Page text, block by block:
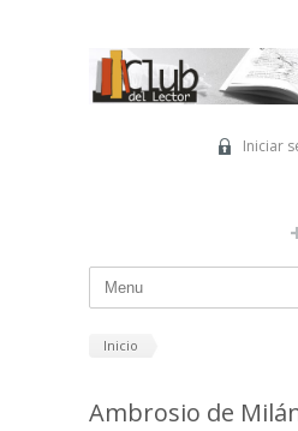
Iniciar
Inicio
Ambrosio de